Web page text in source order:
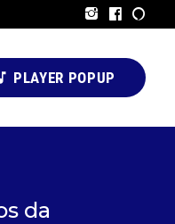
PLAYER POPUP
da